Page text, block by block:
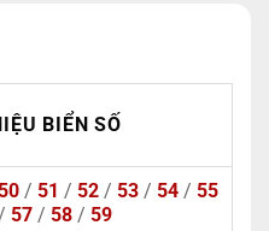
BIỂN SỐ
/ 51 / 52 / 53 / 54 / 55
57 / 58 / 59